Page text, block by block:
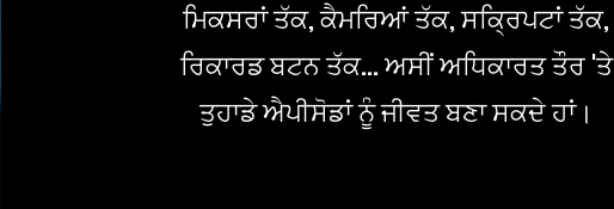
ਮਿਕਸਰਾਂ ਤੱਕ, ਕੈਮਰਿਆਂ ਤੱਕ, ਸਕ੍ਰਿਪਟਾਂ ਤੱਕ,
ਰਿਕਾਰਡ ਬਟਨ ਤੱਕ… ਅਸੀਂ ਅਧਿਕਾਰਤ ਤੌਰ 'ਤੇ
ਤੁਹਾਡੇ ਐਪੀਸੋਡਾਂ ਨੂੰ ਜੀਵਤ ਬਣਾ ਸਕਦੇ ਹਾਂ।